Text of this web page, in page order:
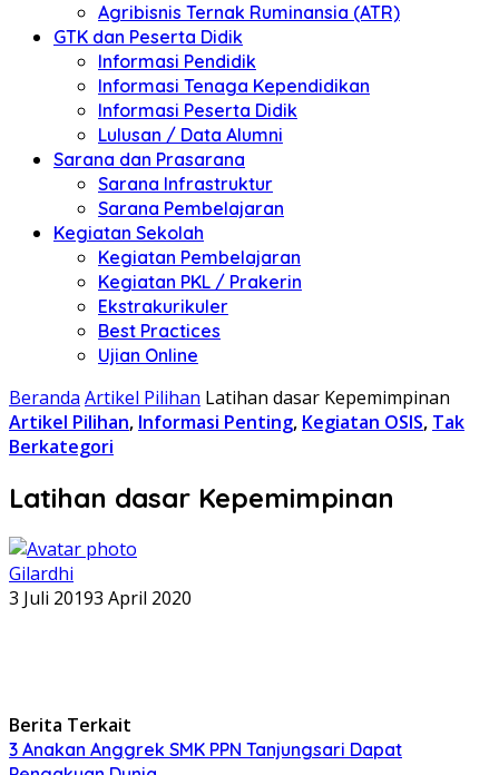
Agribisnis Ternak Ruminansia (ATR)
GTK dan Peserta Didik
Informasi Pendidik
Informasi Tenaga Kependidikan
Informasi Peserta Didik
Lulusan / Data Alumni
Sarana dan Prasarana
Sarana Infrastruktur
Sarana Pembelajaran
Kegiatan Sekolah
Kegiatan Pembelajaran
Kegiatan PKL / Prakerin
Ekstrakurikuler
Best Practices
Ujian Online
Beranda Artikel Pilihan Latihan dasar Kepemimpinan
Artikel Pilihan, Informasi Penting, Kegiatan OSIS, Tak
Berkategori
Latihan dasar Kepemimpinan
Gilardhi
3 Juli 20193 April 2020
Berita Terkait
3 Anakan Anggrek SMK PPN Tanjungsari Dapat